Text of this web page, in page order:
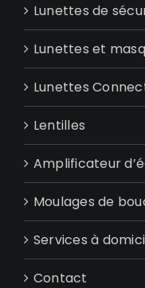
Lunettes de
Lunettes et
Lunettes
Lentilles
Amplificateur
Moulages de
Services à
Contact